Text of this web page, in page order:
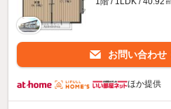
お問い合わせ
ほか提供